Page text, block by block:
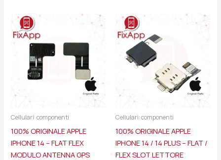
Cellulari: componenti
100% ORIGINALE APPLE
IPHONE 14 – FLAT FLEX
MODULO ANTENNA GPS
Cellulari: componenti
100% ORIGINALE APPLE
IPHONE 14 / 14 PLUS – FLAT /
FLEX SLOT LETTORE